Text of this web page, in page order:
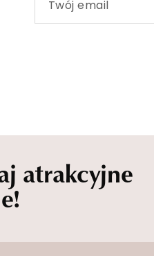
Twój email
atrakcyjne